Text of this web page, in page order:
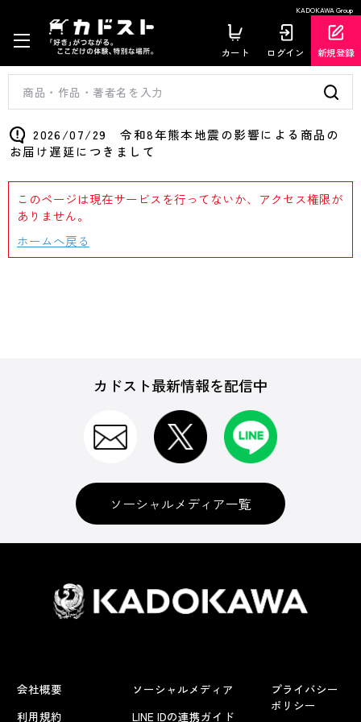
KADOKAWA Group
カート ログイン 新規登録
2026/07/29 令和8年熊本地震の影響による商品の
お届け遅延につきまして
このページは現在サービスを行ってないか、アクセス権限が
ありません。
ホームへ戻る
カドスト最新情報を配信中
ソーシャルメディア一覧
会社概要
利用規約
ソーシャルメディア
LINE IDの連携ガイド
プライバシー
ポリシー